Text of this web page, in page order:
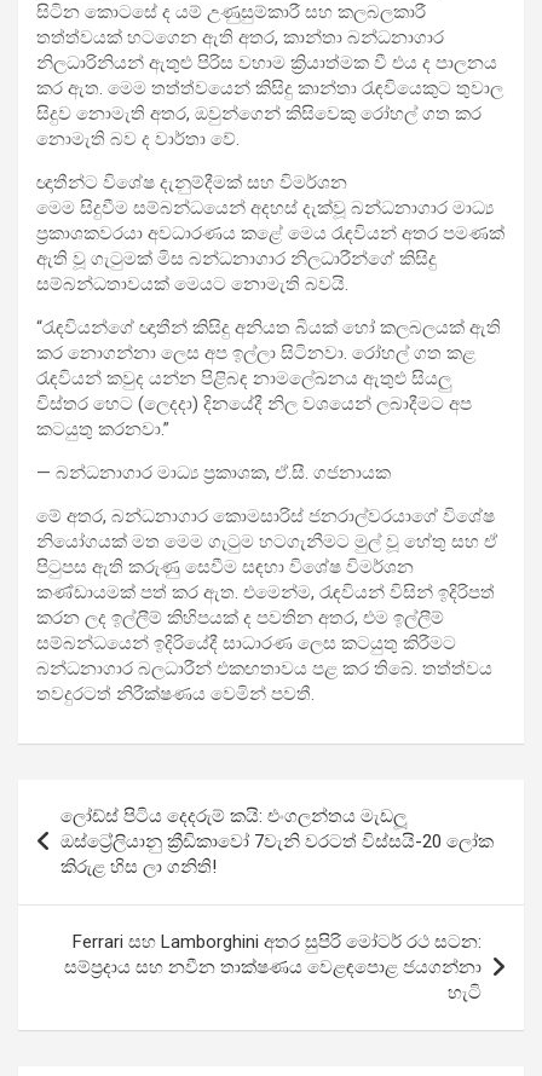
සිටින කොටසේ ද යම් උණුසුම්කාරී සහ කලබලකාරී
තත්ත්වයක් හටගෙන ඇති අතර, කාන්තා බන්ධනාගාර
නිලධාරිනියන් ඇතුළු පිරිස වහාම ක්‍රියාත්මක වී එය ද පාලනය
කර ඇත. මෙම තත්ත්වයෙන් කිසිදු කාන්තා රැඳවියෙකුට තුවාල
සිදුව නොමැති අතර, ඔවුන්ගෙන් කිසිවෙකු රෝහල් ගත කර
නොමැති බව ද වාර්තා වේ.
ඥාතීන්ට විශේෂ දැනුම්දීමක් සහ විමර්ශන
මෙම සිදුවීම සම්බන්ධයෙන් අදහස් දැක්වූ බන්ධනාගාර මාධ්‍ය
ප්‍රකාශකවරයා අවධාරණය කළේ මෙය රැඳවියන් අතර පමණක්
ඇති වූ ගැටුමක් මිස බන්ධනාගාර නිලධාරීන්ගේ කිසිදු
සම්බන්ධතාවයක් මෙයට නොමැති බවයි.
“රැඳවියන්ගේ ඥාතීන් කිසිදු අනියත බියක් හෝ කලබලයක් ඇති
කර නොගන්නා ලෙස අප ඉල්ලා සිටිනවා. රෝහල් ගත කළ
රැඳවියන් කවුද යන්න පිළිබඳ නාමලේඛනය ඇතුළු සියලු
විස්තර හෙට (ලෙදදා) දිනයේදී නිල වශයෙන් ලබාදීමට අප
කටයුතු කරනවා.”
— බන්ධනාගාර මාධ්‍ය ප්‍රකාශක, ඒ.සී. ගජනායක
මේ අතර, බන්ධනාගාර කොමසාරිස් ජනරාල්වරයාගේ විශේෂ
නියෝගයක් මත මෙම ගැටුම හටගැනීමට මුල් වූ හේතු සහ ඒ
පිටුපස ඇති කරුණු සෙවීම සඳහා විශේෂ විමර්ශන
කණ්ඩායමක් පත් කර ඇත. එමෙන්ම, රැඳවියන් විසින් ඉදිරිපත්
කරන ලද ඉල්ලීම් කිහිපයක් ද පවතින අතර, එම ඉල්ලීම්
සම්බන්ධයෙන් ඉදිරියේදී සාධාරණ ලෙස කටයුතු කිරීමට
බන්ධනාගාර බලධාරීන් එකඟතාවය පළ කර තිබේ. තත්ත්වය
තවදුරටත් නිරීක්ෂණය වෙමින් පවතී.
navigation
ලෝඩ්ස් පිටිය දෙදරුම් කයි: එංගලන්තය මැඩලූ
ඔස්ට්‍රේලියානු ක්‍රීඩිකාවෝ 7වැනි වරටත් විස්සයි-20 ලෝක
කිරුළ හිස ලා ගනිති!
Ferrari සහ Lamborghini අතර සුපිරි මෝටර් රථ සටන:
සම්ප්‍රදාය සහ නවීන තාක්ෂණය වෙළඳපොළ ජයගන්නා
හැටි